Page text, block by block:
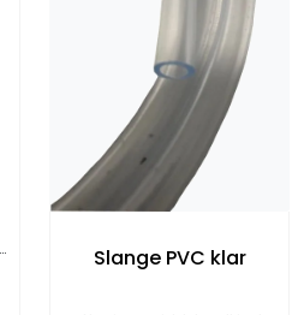
Slange PVC klar